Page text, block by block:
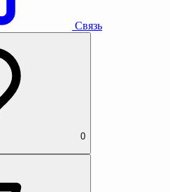
Связь
0